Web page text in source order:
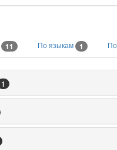
11 По языкам 1
1